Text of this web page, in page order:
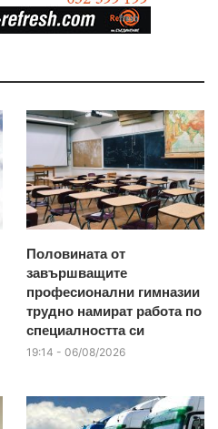
Половината от
завършващите
професионални гимназии
трудно намират работа по
специалността си
19:14 - 06/08/2026